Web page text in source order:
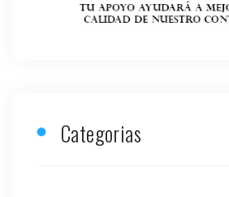
Categorias